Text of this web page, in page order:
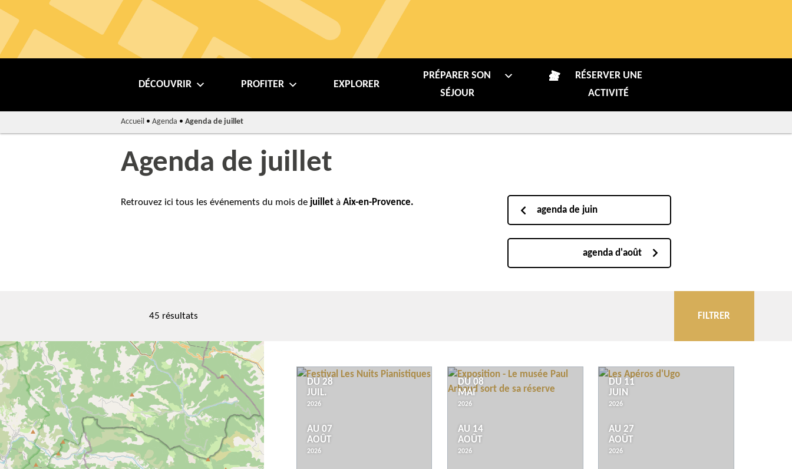
DÉCOUVRIR PROFITER EXPLORER
PRÉPARER SON
SÉJOUR
RÉSERVER UNE
ACTIVITÉ
Accueil • Agenda • Agenda de juillet
Agenda de juillet
Retrouvez ici tous les événements du mois de juilletà Aix-en-Provence.
agenda de juin
agenda d'août
45 résultats FILTRER
Notre sélection
DU 28
JUIL.
2026
AU 07
AOÛT
2026
DU 08
MAI
2026
AU 14
AOÛT
2026
DU 11
JUIN
2026
AU 27
AOÛT
2026